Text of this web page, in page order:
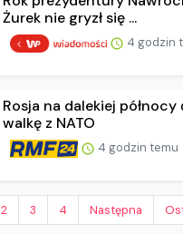
Żurek nie gryzł się ...
4 godzin
Rosja na dalekiej północy
walkę z NATO
4 godzin temu
2 3 4 Następna